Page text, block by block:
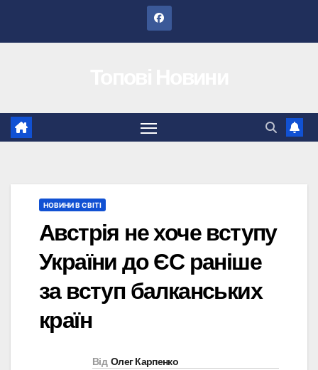
НОВИНИ В СВІТІ
Австрія не хоче вступу
України до ЄС раніше
за вступ балканських
країн
Від Олег Карпенко